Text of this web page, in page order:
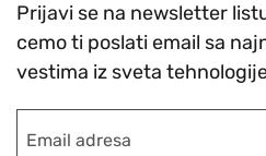
Prijavi se na newsletter
cemo ti poslati email sa
vestima iz sveta